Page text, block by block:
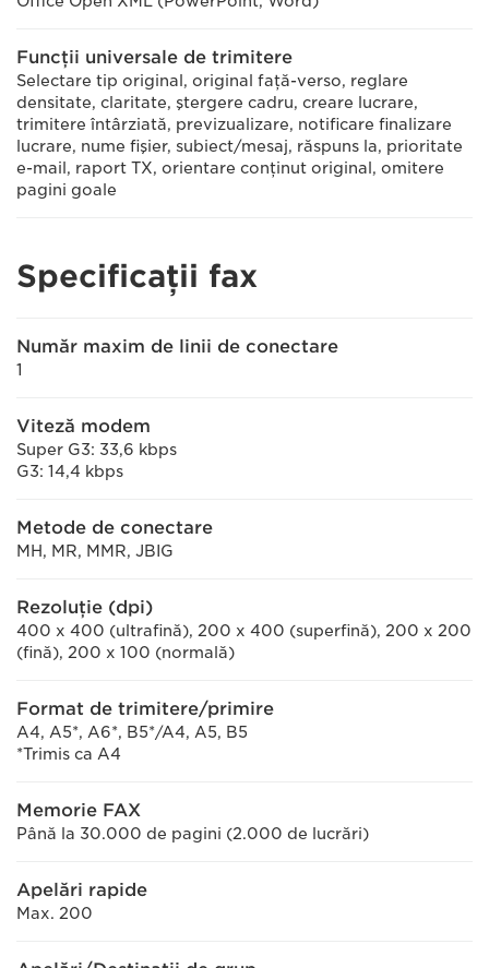
Funcţii universale de trimitere
Selectare tip original, original faţă-verso, reglare
densitate, claritate, ştergere cadru, creare lucrare,
trimitere întârziată, previzualizare, notificare finalizare
lucrare, nume fişier, subiect/mesaj, răspuns la, prioritate
e-mail, raport TX, orientare conţinut original, omitere
pagini goale
Specificaţii fax
Număr maxim de linii de conectare
1
Viteză modem
Super G3: 33,6 kbps
G3: 14,4 kbps
Metode de conectare
MH, MR, MMR, JBIG
Rezoluţie (dpi)
400 x 400 (ultrafină), 200 x 400 (superfină), 200 x 200
(fină), 200 x 100 (normală)
Format de trimitere/primire
A4, A5*, A6*, B5*/A4, A5, B5
*Trimis ca A4
Memorie FAX
Până la 30.000 de pagini (2.000 de lucrări)
Apelări rapide
Max. 200